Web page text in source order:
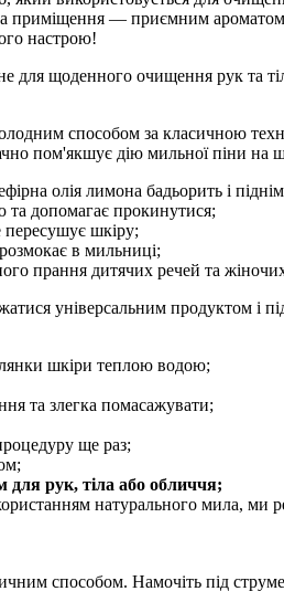
— приємним ароматом.
настрою!
для щоденного очищення рук та
способом за класичною
пом'якшує дію мильної піни
олія лимона бадьорить і
та допомагає прокинутися;
шкіру;
в мильниці;
прання дитячих речей та
універсальним продуктом і
шкіри теплою водою;
та злегка помасажувати;
ще раз;
для рук, тіла або обличчя;
натурального мила, ми
способом. Намочіть під